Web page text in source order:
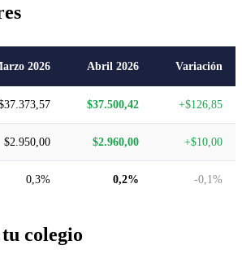
2026 Abril 2026 Variación
$37.500,42 +$126,85
$2.950,00 $2.960,00 +$10,00
0,3% 0,2% -0,1%
colegio